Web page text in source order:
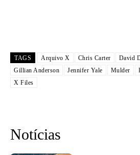
TAGS Arquivo X Chris Carter
David
Gillian Anderson
Jennifer Yale Mulder
X Files
Notícias